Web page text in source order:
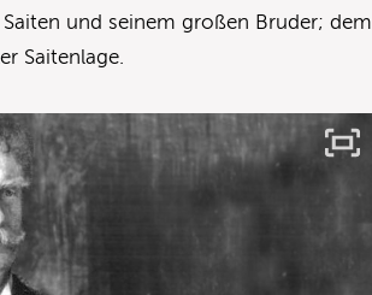
und seinem großen Bruder; dem
Saitenlage.